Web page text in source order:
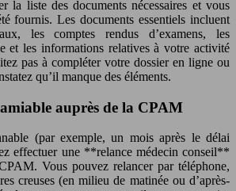
la liste des documents nécessaires et vous
fournis. Les documents essentiels incluent
les comptes rendus d’examens, les
et les informations relatives à votre activité
pas à compléter votre dossier en ligne ou
qu’il manque des éléments.
auprès de la CPAM
(par exemple, un mois après le délai
effectuer une **relance médecin conseil**
Vous pouvez relancer par téléphone,
creuses (en milieu de matinée ou d’après-